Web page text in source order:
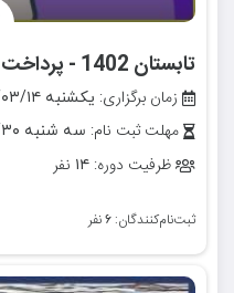
تابستان 1402 - پرداخت کامل - دبستان (1)
زمان برگزاری: یکشنبه ۱۴۰۲/۰۳/۱۴
مهلت ثبت نام: سه شنبه ۱۴۰۲/۰۳/۳۰
ظرفیت دوره: ۱۴ نفر
ثبت‌نام‌کنندگان:۶نفر